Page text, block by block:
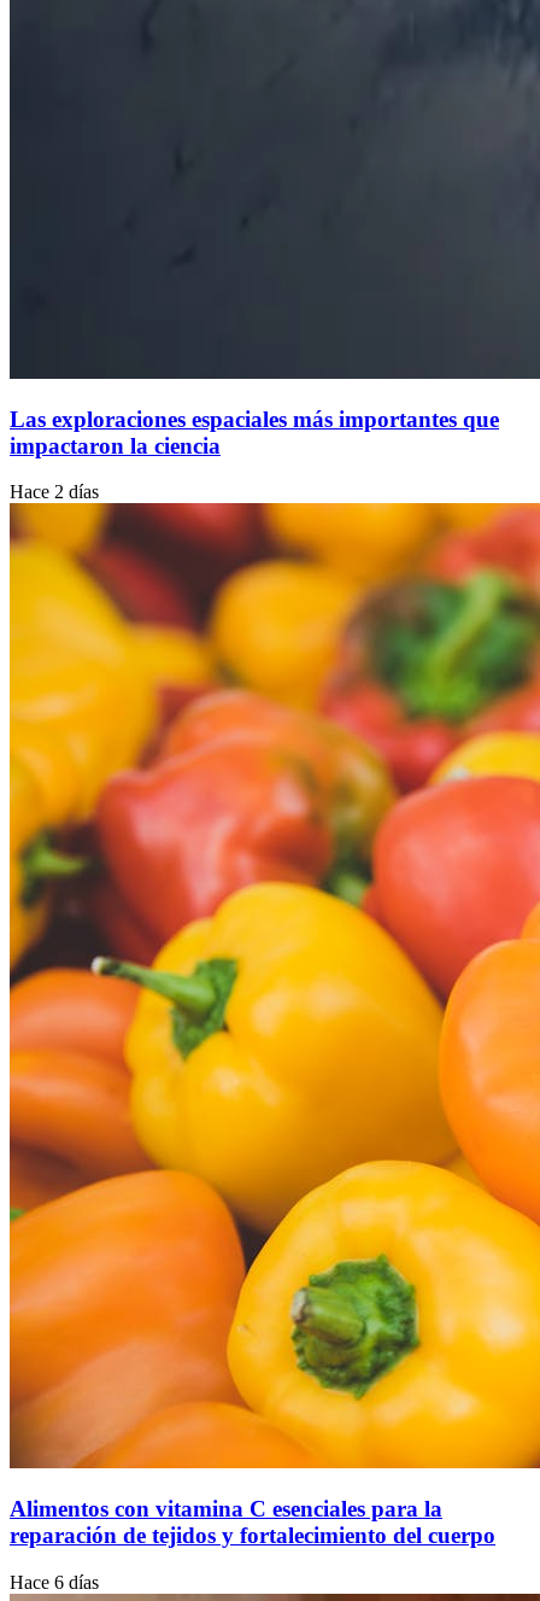
Las exploraciones espaciales más importantes que
impactaron la ciencia
Hace 2 días
Alimentos con vitamina C esenciales para la
reparación de tejidos y fortalecimiento del cuerpo
Hace 6 días